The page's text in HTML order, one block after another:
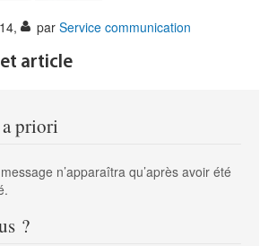
, par Service communication
article
priori
n’apparaîtra qu’après avoir été
?